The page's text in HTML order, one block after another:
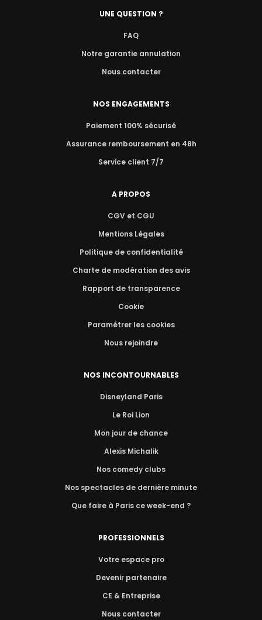
UNE QUESTION ?
FAQ
Notre garantie annulation
Nous contacter
NOS ENGAGEMENTS
Paiement 100% sécurisé
Assurance remboursement en 48h
Service client 7/7
A PROPOS
CGV et CGU
Mentions Légales
Politique de confidentialité
Charte de modération des avis
Rapport de transparence
Cookie
Paramétrer les cookies
Nous rejoindre
NOS INCONTOURNABLES
Disneyland Paris
Le Roi Lion
Mon jour de chance
Alexis Michalik
Nos comedy clubs
Nos spectacles de dernière minute
Que faire à Paris ce week-end ?
PROFESSIONNELS
Votre espace pro
Devenir partenaire
CE & Entreprise
Nous contacter